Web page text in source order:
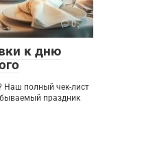
0
к дню
Наш полный чек-лист
праздник